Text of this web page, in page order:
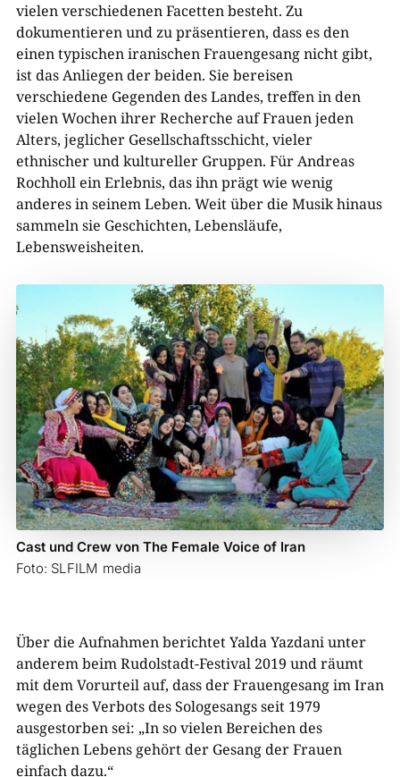
vielen verschiedenen Facetten besteht. Zu
dokumentieren und zu präsentieren, dass es den
einen typischen iranischen Frauengesang nicht gibt,
ist das Anliegen der beiden. Sie bereisen
verschiedene Gegenden des Landes, treffen in den
vielen Wochen ihrer Recherche auf Frauen jeden
Alters, jeglicher Gesellschaftsschicht, vieler
ethnischer und kultureller Gruppen. Für Andreas
Rochholl ein Erlebnis, das ihn prägt wie wenig
anderes in seinem Leben. Weit über die Musik hinaus
sammeln sie Geschichten, Lebensläufe,
Lebensweisheiten.
Cast und Crew von The Female Voice of Iran
Foto: SLFILM media
Über die Aufnahmen berichtet Yalda Yazdani unter
anderem beim Rudolstadt-Festival 2019 und räumt
mit dem Vorurteil auf, dass der Frauengesang im Iran
wegen des Verbots des Sologesangs seit 1979
ausgestorben sei: „In so vielen Bereichen des
täglichen Lebens gehört der Gesang der Frauen
einfach dazu.“